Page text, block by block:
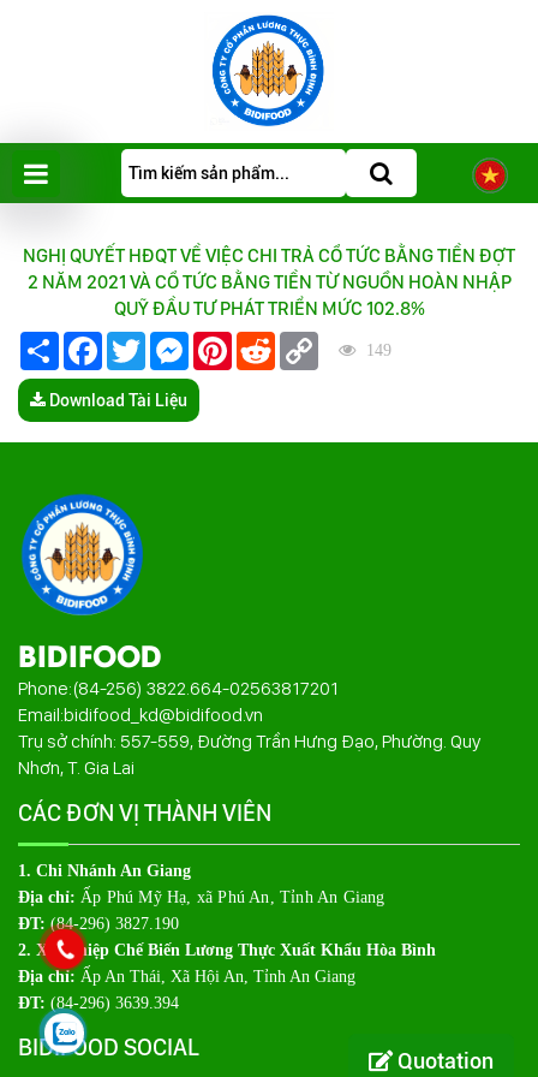
NGHỊ QUYẾT HĐQT VỀ VIỆC CHI TRẢ CỔ TỨC BẰNG TIỀN ĐỢT
2 NĂM 2021 VÀ CỔ TỨC BẰNG TIỀN TỪ NGUỒN HOÀN NHẬP
QUỸ ĐẦU TƯ PHÁT TRIỂN MỨC 102.8%
Share Facebook
TwitterMessengerPinterestReddit Copy
Link
149
Download Tài Liệu
BIDIFOOD
Phone:(84-256) 3822.664-02563817201
Email:bidifood_kd@bidifood.vn
Trụ sở chính: 557-559, Đường Trần Hưng Đạo, Phường. Quy
Nhơn, T. Gia Lai
CÁC ĐƠN VỊ THÀNH VIÊN
1. Chi Nhánh An Giang
Địa chỉ: Ấp Phú Mỹ Hạ, xã Phú An, Tỉnh An Giang
ĐT: (84-296) 3827.190
2. Xí Nghiệp Chế Biến Lương Thực Xuất Khẩu Hòa Bình
Địa chỉ: Ấp An Thái, Xã Hội An, Tỉnh An Giang
ĐT: (84-296) 3639.394
BIDIFOOD SOCIAL Quotation